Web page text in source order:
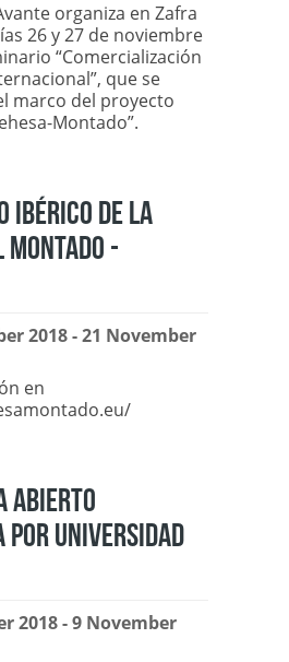
organiza en Zafra
26 y 27 de noviembre
“Comercialización
que se
marco del proyecto
Montado”.
IBÉRICO DE LA
MONTADO -
2018 - 21 November
en
ABIERTO
POR UNIVERSIDAD
2018 - 9 November